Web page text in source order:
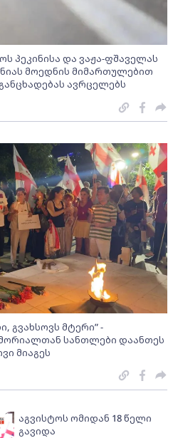
პეკინისა და ვაჟა-ფშაველას
მოედნის მიმართულებით
ავრცელებს
გვახსოვს მტერი” -
სანთლები დაანთეს
მიაგეს
აგვისტოს ომიდან 18 წელი
გავიდა